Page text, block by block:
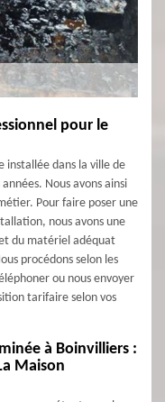
pour le
installée dans la ville de
Nous avons ainsi
Pour faire poser une
nous avons une
du matériel adéquat
procédons selon les
ou nous envoyer
tarifaire selon vos
à Boinvilliers :
Maison